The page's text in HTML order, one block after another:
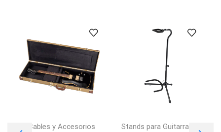
Cables y Accesorios Stands para Guitarras y